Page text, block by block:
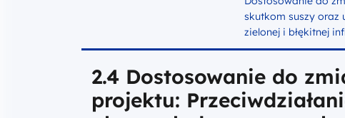
skutkom suszy oraz
zielonej i błękitnej
2.4 Dostosowanie do
projektu: